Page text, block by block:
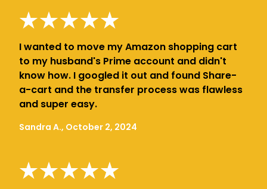
I wanted to move my Amazon shopping cart
to my husband's Prime account and didn't
know how. I googled it out and found Share-
a-cart and the transfer process was flawless
and super easy.
Sandra A., October 2, 2024